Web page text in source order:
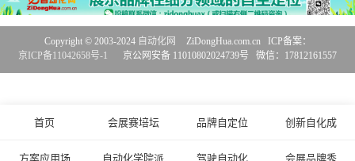
首页 会展赛培坛 品牌自定位 创新自化成
方案应用场 自动化学院派 驾驶自动化 会展品牌秀
Copyright © 2003-2024 自动化网
ZiDongHua.com.cn ICP备案：
京ICP备11042658号-1
京公网安备 11010802024739号 微信：17812161557